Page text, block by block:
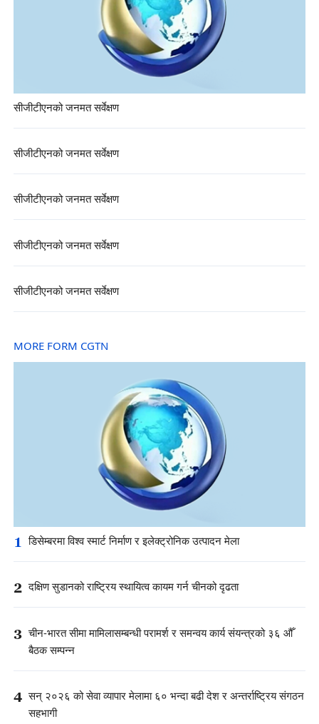
सीजीटीएनको जनमत सर्वेक्षण
सीजीटीएनको जनमत सर्वेक्षण
सीजीटीएनको जनमत सर्वेक्षण
सीजीटीएनको जनमत सर्वेक्षण
सीजीटीएनको जनमत सर्वेक्षण
MORE FORM CGTN
1 डिसेम्बरमा विश्व स्मार्ट निर्माण र इलेक्ट्रोनिक उत्पादन मेला
2 दक्षिण सुडानको राष्ट्रिय स्थायित्व कायम गर्न चीनको दृढता
3 चीन-भारत सीमा मामिलासम्बन्धी परामर्श र समन्वय कार्य संयन्त्रको ३६ औँ
बैठक सम्पन्न
4 सन् २०२६ को सेवा व्यापार मेलामा ६० भन्दा बढी देश र अन्तर्राष्ट्रिय संगठन
सहभागी